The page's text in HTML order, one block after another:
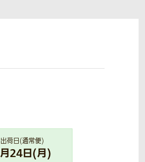
出荷日(通常便)
月24日(月)